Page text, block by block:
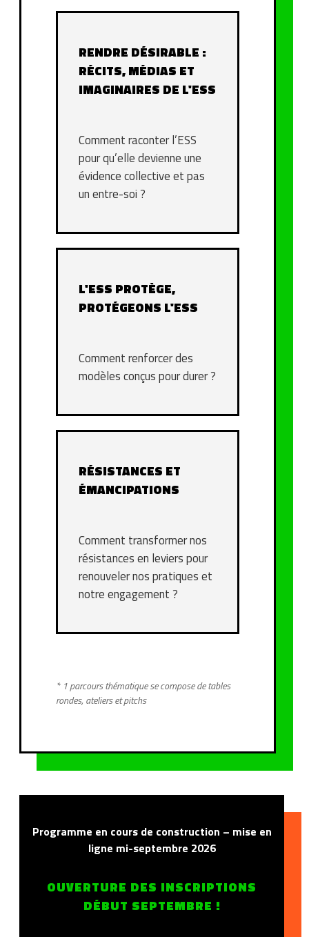
RENDRE DÉSIRABLE :
RÉCITS, MÉDIAS ET
IMAGINAIRES DE L'ESS
Comment raconter l’ESS
pour qu’elle devienne une
évidence collective et pas
un entre-soi ?
L'ESS PROTÈGE,
PROTÉGEONS L'ESS
Comment renforcer des
modèles conçus pour durer ?
RÉSISTANCES ET
ÉMANCIPATIONS
Comment transformer nos
résistances en leviers pour
renouveler nos pratiques et
notre engagement ?
* 1 parcours thématique se compose de tables
rondes, ateliers et pitchs
Programme en cours de construction – mise en
ligne mi-septembre 2026
OUVERTURE DES INSCRIPTIONS
DÉBUT SEPTEMBRE !